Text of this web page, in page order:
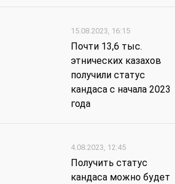
15.08.2023, 16:15
Почти 13,6 тыс.
этнических казахов
получили статус
кандаса с начала 2023
года
4.08.2023, 12:45
Получить статус
кандаса можно будет